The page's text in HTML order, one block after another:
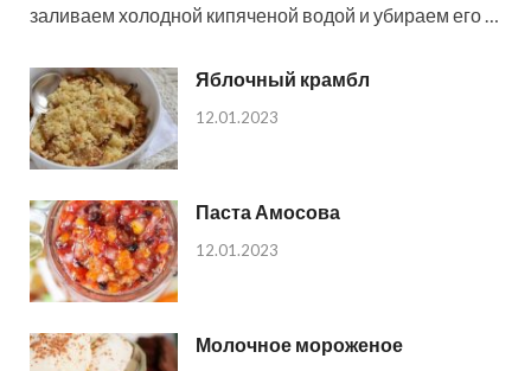
заливаем холодной кипяченой водой и убираем его …
Яблочный крамбл
12.01.2023
Паста Амосова
12.01.2023
Молочное мороженое